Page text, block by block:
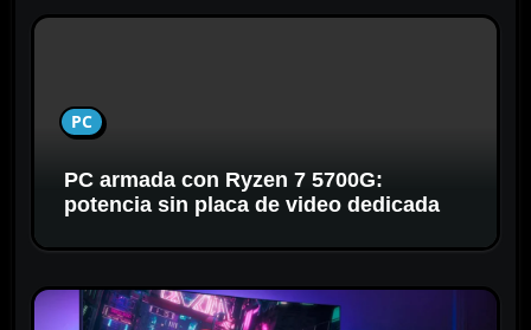
n
PC
PC armada con Ryzen 7 5700G:
potencia sin placa de video dedicada